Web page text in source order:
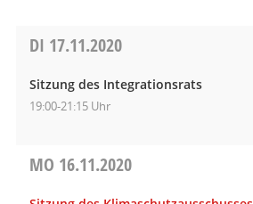
DI 17.11.2020
Sitzung des Integrationsrats
19:00-21:15 Uhr
MO 16.11.2020